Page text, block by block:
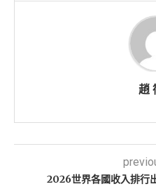
趙
2026世界各國收入排行